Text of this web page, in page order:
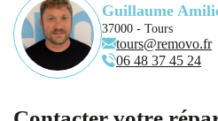
Guillaume
37000 - Tours
tours@removo.fr
06 48 37 45 24